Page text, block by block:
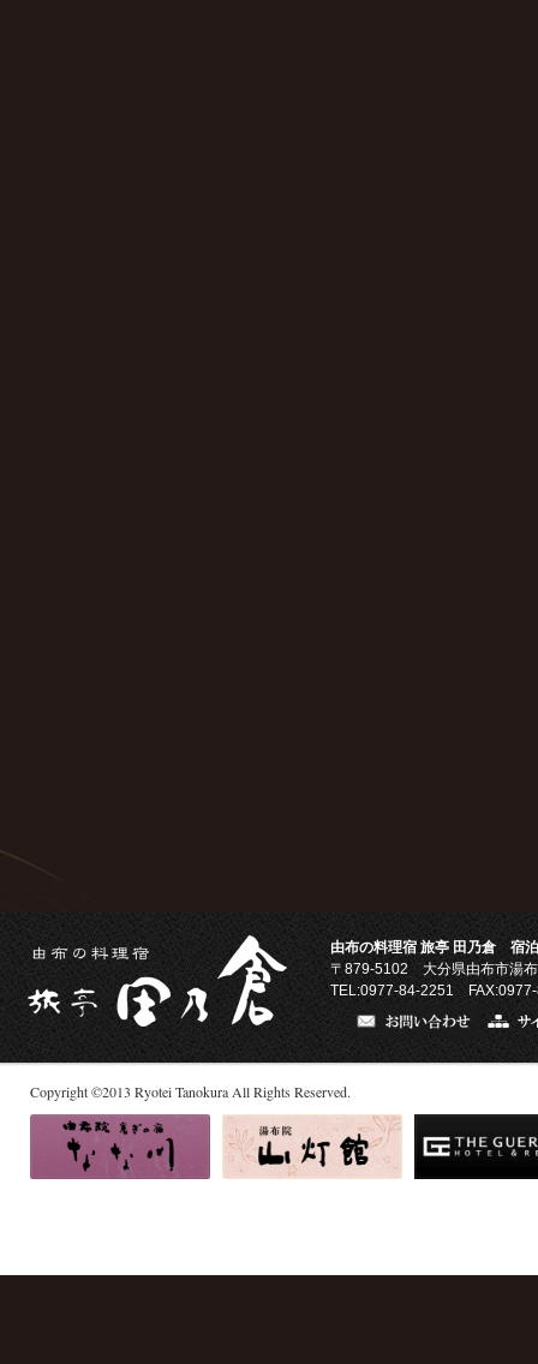
由布の料理宿 旅亭 田乃倉 宿
〒879-5102 大分県由布市湯
TEL:0977-84-2251
Copyright©2013 Ryotei Tanokura All Rights Reserved.